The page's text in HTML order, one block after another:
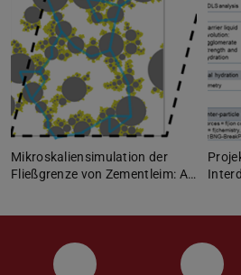
Mikroskaliensimulation der
Fließgrenze von Zementleim: A…